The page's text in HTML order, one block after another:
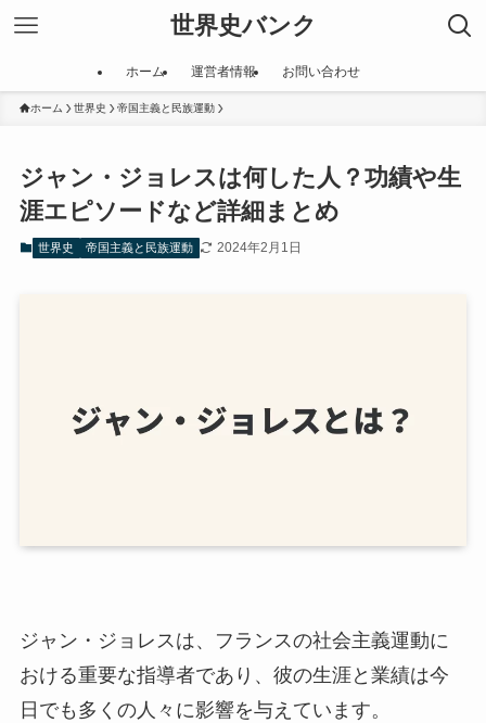
世界史バンク
ホーム 運営者情報 お問い合わせ
ホーム 世界史 帝国主義と民族運動
ジャン・ジョレスは何した人？功績や生
涯エピソードなど詳細まとめ
世界史 帝国主義と民族運動 2024年2月1日
ジャン・ジョレスは、フランスの社会主義運動に
おける重要な指導者であり、彼の生涯と業績は今
日でも多くの人々に影響を与えています。